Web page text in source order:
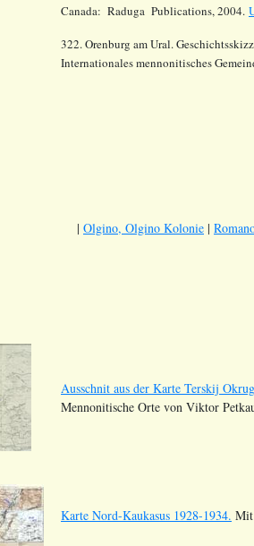
Canada: Raduga Publications, 2004.
322. Orenburg am Ural.
Internationales mennonitisches
| Olgino, Olgino Kolonie |
Ausschnit aus der Karte Terskij
Mennonitische Orte von Viktor
Karte Nord-Kaukasus 1928-1934. Mit